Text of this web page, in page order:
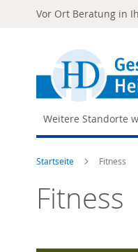
Vor Ort Beratung in
Weitere Standorte
Startseite Fitness
Fitness